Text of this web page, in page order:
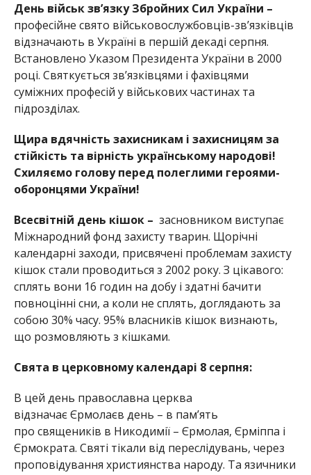
День військ зв’язку Збройних Сил України –
професійне свято військовослужбовців-зв’язківців
відзначають в Україні в першій декаді серпня.
Встановлено Указом Президента України в 2000
році. Святкується зв’язківцями і фахівцями
суміжних професій у військових частинах та
підрозділах.
Щира вдячність захисникам і захисницям за
стійкість та вірність українському народові!
Схиляємо голову перед полеглими героями-
оборонцями України!
Всесвітній день кішок – засновником виступає
Міжнародний фонд захисту тварин. Щорічні
календарні заходи, присвячені проблемам захисту
кішок стали проводиться з 2002 року. З цікавого:
сплять вони 16 годин на добу і здатні бачити
повноцінні сни, а коли не сплять, доглядають за
собою 30% часу. 95% власників кішок визнають,
що розмовляють з кішками.
Свята в церковному календарі 8 серпня:
В цей день православна церква
відзначає Єрмолаєв день – в пам’ять
про священиків в Никодимії – Єрмолая, Єрміппа і
Єрмократа. Святі тікали від переслідувань, через
проповідування християнства народу. Та язичники